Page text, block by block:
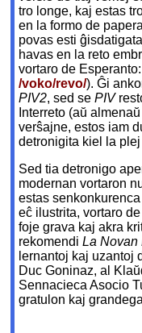
tro longe, kaj estas
en la formo de
povas esti
havas en la reto
vortaro de
/voko/revo/). Ĝi
PIV2, sed sePIV
Interreto (aŭ
verŝajne, estos iam
detronigita kiel la
Sed tia detronigo
modernan vortaron
estas
eĉ ilustrita, vortaro
foje grava kaj akra
rekomendiLa Novan
lernantoj kaj uzantoj
Duc Goninaz, al
Sennacieca Asocio
gratulon kaj